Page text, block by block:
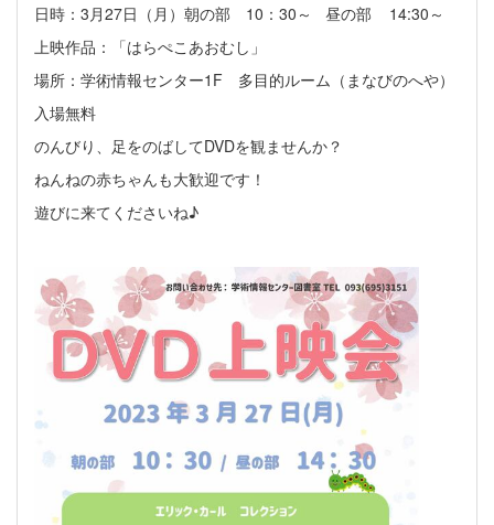
日時：3月27日（月）朝の部 10：30～ 昼の部 14:30～
上映作品：「はらぺこあおむし」
場所：学術情報センター1F 多目的ルーム（まなびのへや）
入場無料
のんびり、足をのばしてDVDを観ませんか？
ねんねの赤ちゃんも大歓迎です！
遊びに来てくださいね♪